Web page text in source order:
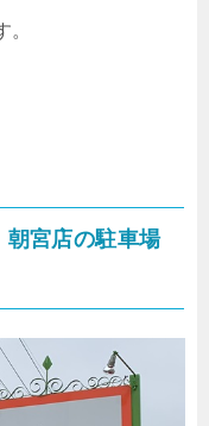
朝宮店の駐車場